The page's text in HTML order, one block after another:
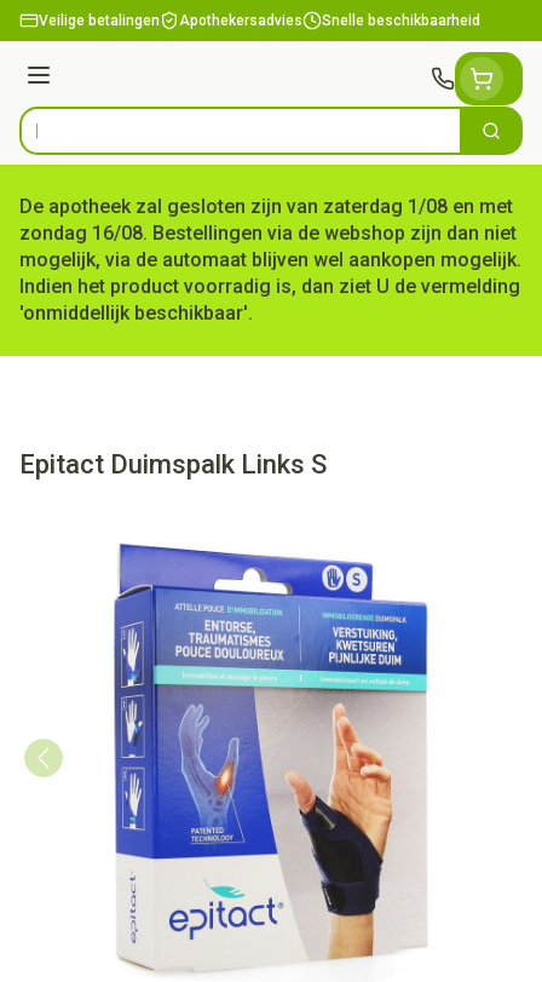
Ga naar de inhoud
Veilige betalingen Apothekersadvies Snelle beschikbaarheid
Menu
Product, merk, categorie... Zoek
De apotheek zal gesloten zijn van zaterdag 1/08 en met
zondag 16/08. Bestellingen via de webshop zijn dan niet
mogelijk, via de automaat blijven wel aankopen mogelijk.
Indien het product voorradig is, dan ziet U de vermelding
'onmiddellijk beschikbaar'.
Epitact Duimspalk Links S